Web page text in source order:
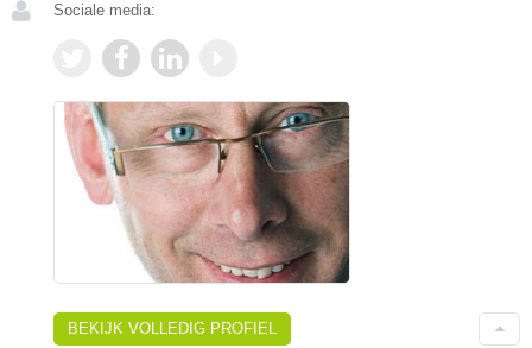
Sociale media:
BEKIJK VOLLEDIG PROFIEL